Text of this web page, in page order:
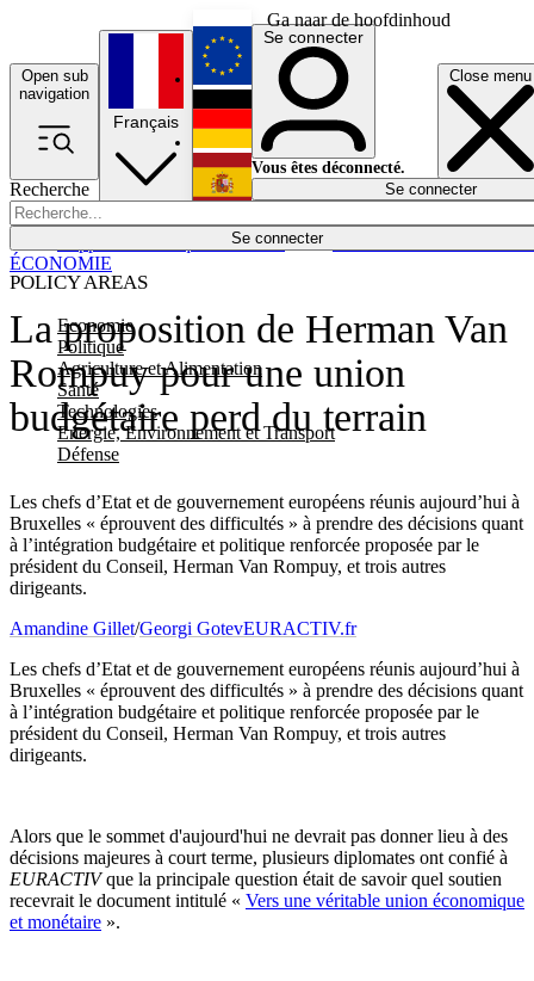
Ga naar de hoofdinhoud
Open sub
navigation
Close menu
Recherche
Se connecter
POLICY AREAS
Economie
Politique
Agriculture et Alimentation
Santé
Technologies
Energie, Environnement et Transport
Défense
Économie
Français
English
Deutsch
Español
Se connecter
Vous êtes déconnecté.
Se connecter
La proposition de Herman Van
Rompuy pour une union
budgétaire perd du terrain
Les chefs d’Etat et de gouvernement européens réunis aujourd’hui à
Bruxelles « éprouvent des difficultés » à prendre des décisions quant
à l’intégration budgétaire et politique renforcée proposée par le
président du Conseil, Herman Van Rompuy, et trois autres
dirigeants.
ÉCONOMIE
Amandine Gillet/Georgi GotevEURACTIV.fr
Les chefs d’Etat et de gouvernement européens réunis aujourd’hui à
Bruxelles « éprouvent des difficultés » à prendre des décisions quant
à l’intégration budgétaire et politique renforcée proposée par le
président du Conseil, Herman Van Rompuy, et trois autres
dirigeants.
Alors que le sommet d'aujourd'hui ne devrait pas donner lieu à des
décisions majeures à court terme, plusieurs diplomates ont confié à
EURACTIVque la principale question était de savoir quel soutien
recevrait le document intitulé « Vers une véritable union économique
et monétaire ».